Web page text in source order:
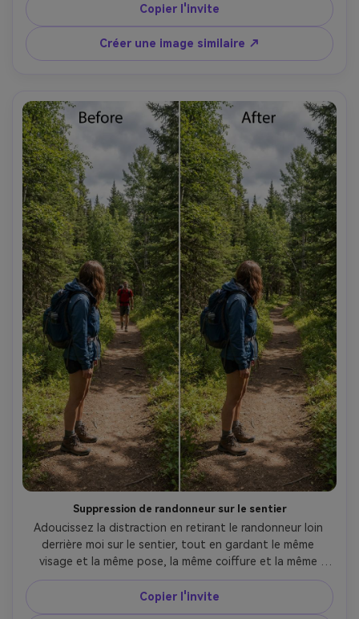
d’encadrement des œuvres, sans courbures ni
déplacements., direction des ombres préservée --ar 4:5
Copier l'invite
Créer une image similaire ↗
Suppression de randonneur sur le sentier
Adoucissez la distraction en retirant le randonneur loin
derrière moi sur le sentier, tout en gardant le même
visage et la même pose, la même coiffure et la même
tenue. Préservez l’éclairage naturel extérieur, les détails
des arbres et le voile de profondeur pour que la forêt
paraisse intacte., avec lumière originale préservée --ar 4:5
Copier l'invite